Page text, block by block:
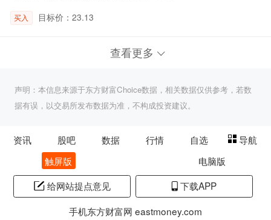
买入 目标价：23.13
查看更多
声明：本信息来源于东方财富Choice数据，相关数据仅供参考，若数
据有误，以交易所发布数据为准，不构成投资建议。
资讯 股吧 数据 行情 自选
导航
触屏版
电脑版
给网站提点意见
下载APP
手机东方财富网 eastmoney.com